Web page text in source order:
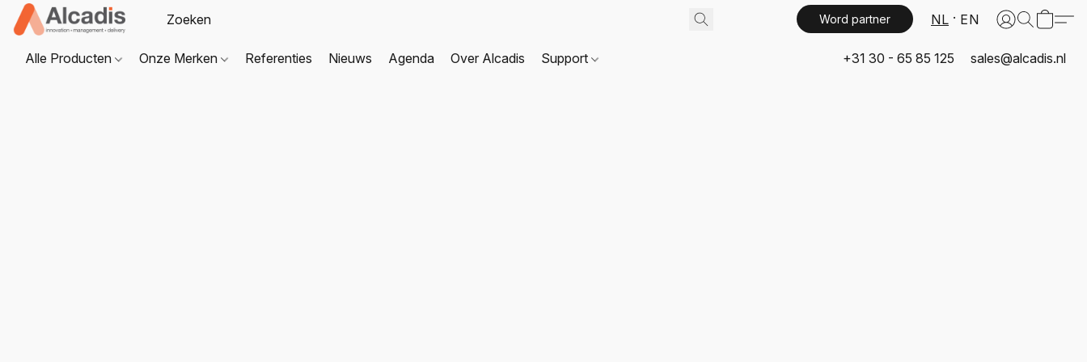
Word partner NL EN
Alle Producten Onze Merken Referenties Nieuws Agenda Over Alcadis Support +31 30 - 65 85 125 sales@alcadis.nl